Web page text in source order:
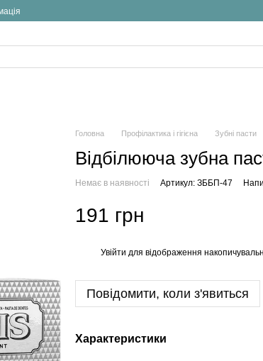
Головна Профілактика і гігієна Зубні пасти
Відбілююча зубна
Немає в наявності Артикул: ЗББП-47
191 грн
Увійти для відображення
Повідомити, коли з'явиться
Характеристики